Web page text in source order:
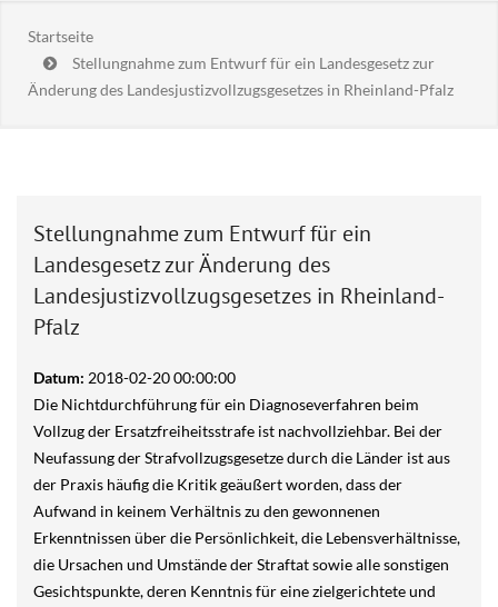
Startseite
Stellungnahme zum Entwurf für ein Landesgesetz zur
Änderung des Landesjustizvollzugsgesetzes in Rheinland-Pfalz
Stellungnahme zum Entwurf für ein
Landesgesetz zur Änderung des
Landesjustizvollzugsgesetzes in Rheinland-
Pfalz
Datum: 2018-02-20 00:00:00
Die Nichtdurchführung für ein Diagnoseverfahren beim
Vollzug der Ersatzfreiheitsstrafe ist nachvollziehbar. Bei der
Neufassung der Strafvollzugsgesetze durch die Länder ist aus
der Praxis häufig die Kritik geäußert worden, dass der
Aufwand in keinem Verhältnis zu den gewonnenen
Erkenntnissen über die Persönlichkeit, die Lebensverhältnisse,
die Ursachen und Umstände der Straftat sowie alle sonstigen
Gesichtspunkte, deren Kenntnis für eine zielgerichtete und